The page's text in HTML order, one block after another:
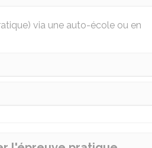
via une auto-école ou en